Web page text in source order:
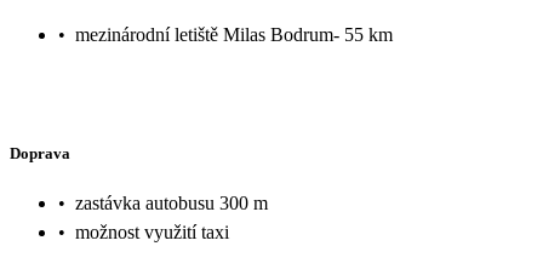
• mezinárodní letiště Milas Bodrum- 55 km
Doprava
• zastávka autobusu 300 m
• možnost využití taxi